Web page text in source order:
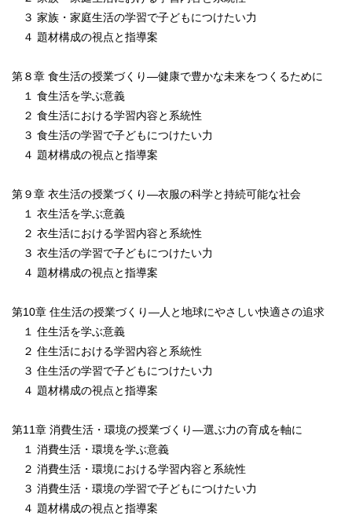
３ 家族・家庭生活の学習で子どもにつけたい力
４ 題材構成の視点と指導案
第８章 食生活の授業づくり―健康で豊かな未来をつくるために
１ 食生活を学ぶ意義
２ 食生活における学習内容と系統性
３ 食生活の学習で子どもにつけたい力
４ 題材構成の視点と指導案
第９章 衣生活の授業づくり―衣服の科学と持続可能な社会
１ 衣生活を学ぶ意義
２ 衣生活における学習内容と系統性
３ 衣生活の学習で子どもにつけたい力
４ 題材構成の視点と指導案
第10章 住生活の授業づくり―人と地球にやさしい快適さの追求
１ 住生活を学ぶ意義
２ 住生活における学習内容と系統性
３ 住生活の学習で子どもにつけたい力
４ 題材構成の視点と指導案
第11章 消費生活・環境の授業づくり―選ぶ力の育成を軸に
１ 消費生活・環境を学ぶ意義
２ 消費生活・環境における学習内容と系統性
３ 消費生活・環境の学習で子どもにつけたい力
４ 題材構成の視点と指導案